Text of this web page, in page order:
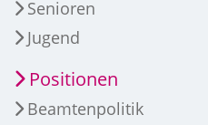
Senioren
Jugend
Positionen
Beamtenpolitik